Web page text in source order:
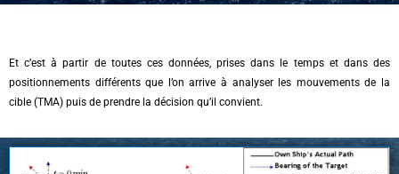
Et c’est à partir de toutes ces données, prises dans le temps et dans des
positionnements différents que l’on arrive à analyser les mouvements de la
cible (TMA) puis de prendre la décision qu’il convient.